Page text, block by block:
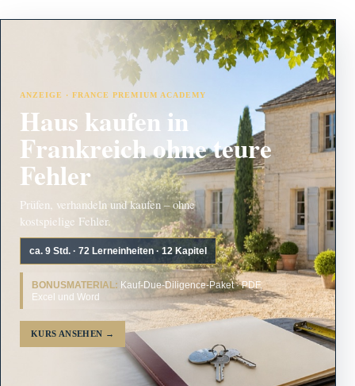
ANZEIGE · FRANCE PREMIUM ACADEMY
Haus kaufen in
Frankreich ohne teure
Fehler
Prüfen, verhandeln und kaufen – ohne
kostspielige Fehler.
ca. 9 Std. · 72 Lerneinheiten · 12 Kapitel
BONUSMATERIAL: Kauf-Due-Diligence-Paket · PDF,
Excel und Word
KURS ANSEHEN →